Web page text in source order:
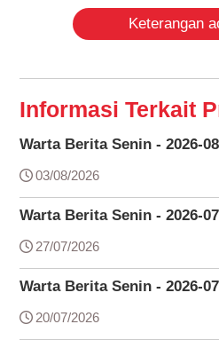
Keterangan
Informasi Terkait
Warta Berita Senin - 2026-
03/08/2026
Warta Berita Senin - 2026-
27/07/2026
Warta Berita Senin - 2026-
20/07/2026